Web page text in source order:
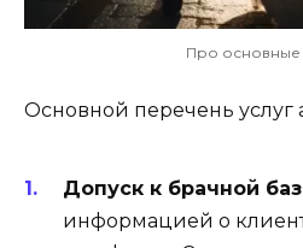
Про основные
Основной перечень услуг
Допуск к брачной
информацией о